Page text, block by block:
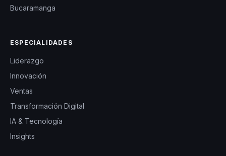
Bucaramanga
ESPECIALIDADES
Liderazgo
Innovación
Ventas
Transformación Digital
IA & Tecnología
Insights